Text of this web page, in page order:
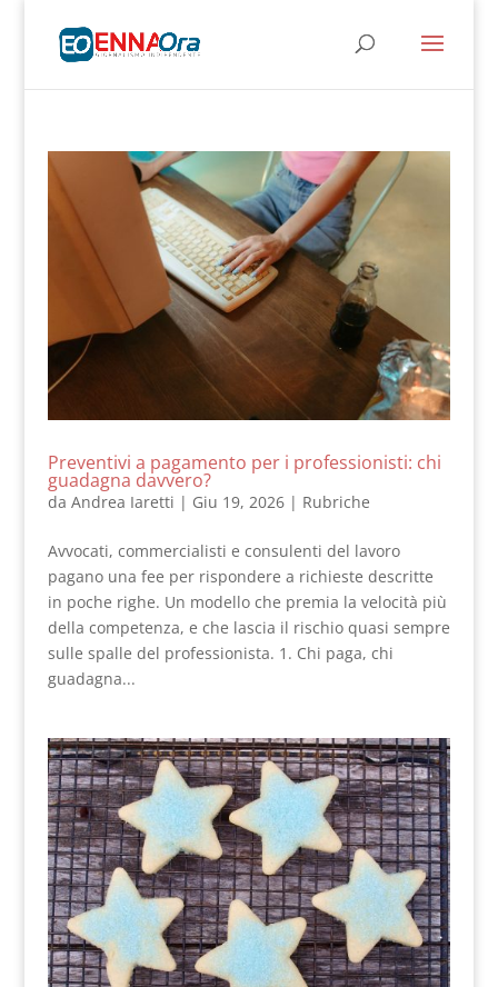
Preventivi a pagamento per i professionisti: chi
guadagna davvero?
da Andrea Iaretti | Giu 19, 2026| Rubriche
Avvocati, commercialisti e consulenti del lavoro
pagano una fee per rispondere a richieste descritte
in poche righe. Un modello che premia la velocità più
della competenza, e che lascia il rischio quasi sempre
sulle spalle del professionista. 1. Chi paga, chi
guadagna...